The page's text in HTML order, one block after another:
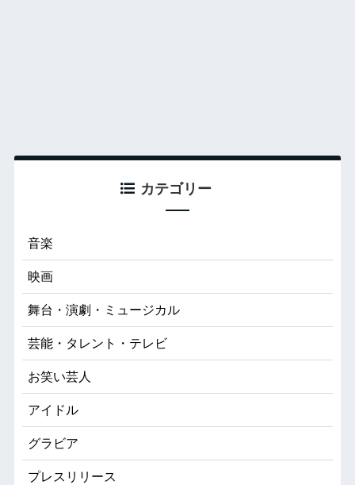
カテゴリー
音楽
映画
舞台・演劇・ミュージカル
芸能・タレント・テレビ
お笑い芸人
アイドル
グラビア
プレスリリース